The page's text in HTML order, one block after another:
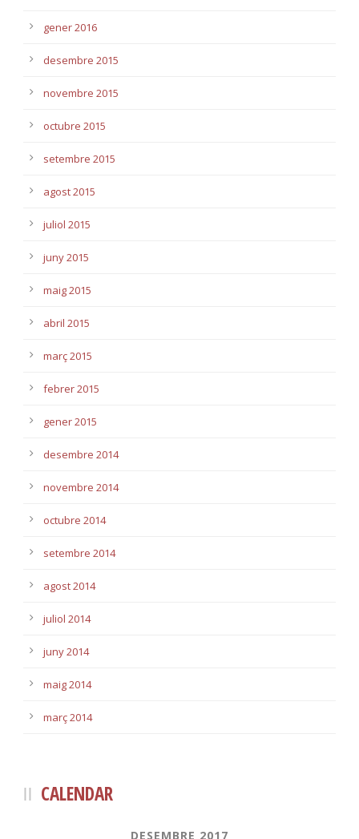
gener 2016
desembre 2015
novembre 2015
octubre 2015
setembre 2015
agost 2015
juliol 2015
juny 2015
maig 2015
abril 2015
març 2015
febrer 2015
gener 2015
desembre 2014
novembre 2014
octubre 2014
setembre 2014
agost 2014
juliol 2014
juny 2014
maig 2014
març 2014
CALENDAR
DESEMBRE 2017